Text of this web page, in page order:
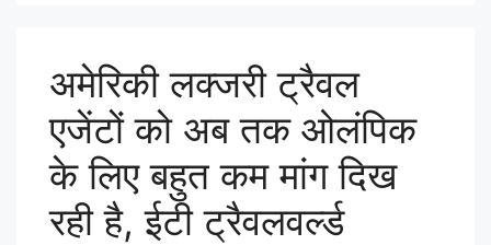
अमेरिकी लक्जरी ट्रैवल
एजेंटों को अब तक ओलंपिक
के लिए बहुत कम मांग दिख
रही है, ईटी ट्रैवलवर्ल्ड